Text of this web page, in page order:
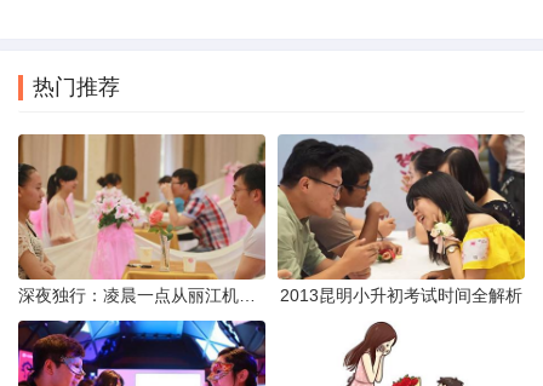
热门推荐
2013昆明小升初考试时间全解析